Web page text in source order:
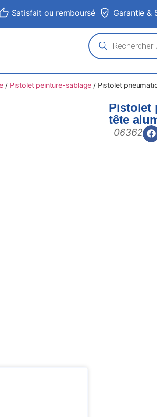
Satisfait ou remboursé Garantie &
/ Pistolet peinture-sablage/ Pistolet
Pistolet
tête
06362